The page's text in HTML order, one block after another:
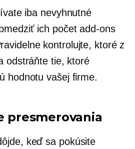
iba nevyhnutné
ich početadd-ons
kontrolujte, ktoré z
odstráňte tie, ktoré
hodnotu vašej firme.
presmerovania
keď sa pokúsite